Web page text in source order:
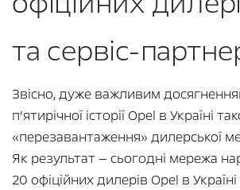
та сервіс-
Звісно, дуже важливим
п’ятирічної історії Opel в Україні
«перезавантаження» дилерської
Як результат — сьогодні мережа
20 офіційних дилерів Opel в Україні